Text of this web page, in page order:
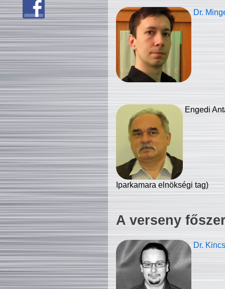
Dr.
Engedi
Iparkamara elnökségi tag)
A verseny
Dr.